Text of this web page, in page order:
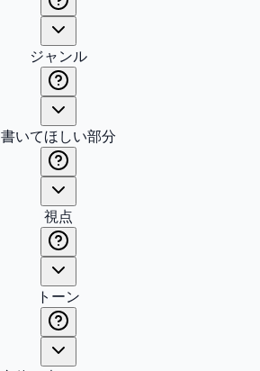
ジャンル
書いてほしい部分
視点
トーン